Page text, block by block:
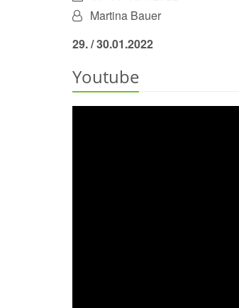
Von:Martina Bauer
29. / 30.01.2022
Youtube